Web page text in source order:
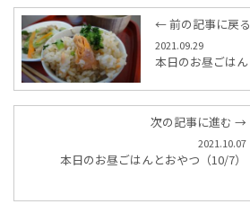
← 前の記事に戻る
2021.09.29
本日のお昼ごはん
次の記事に進む →
2021.10.07
本日のお昼ごはんとおやつ（10/7）